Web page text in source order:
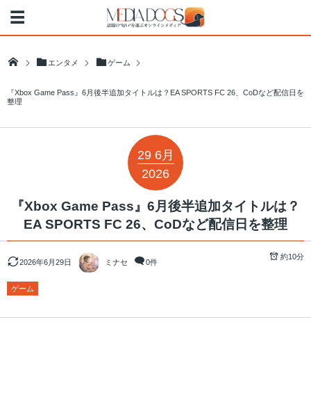
エンタメ ゲーム
『Xbox Game Pass』6月後半追加タイトルは？EA SPORTS FC 26、CoDなど配信日を
整理
29 6月
2026
『Xbox Game Pass』6月後半追加タイトルは？
EA SPORTS FC 26、CoDなど配信日を整理
2026年6月29日 ミナセ 0件
約10分
ゲーム